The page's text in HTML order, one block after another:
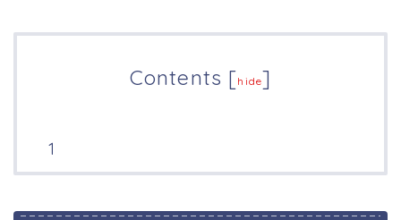
Contents [hide]